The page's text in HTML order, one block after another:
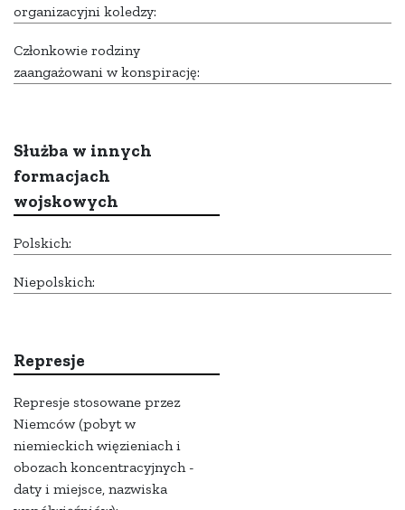
organizacyjni koledzy:
Członkowie rodziny
zaangażowani w konspirację:
Służba w innych
formacjach
wojskowych
Polskich:
Niepolskich:
Represje
Represje stosowane przez
Niemców (pobyt w
niemieckich więzieniach i
obozach koncentracyjnych -
daty i miejsce, nazwiska